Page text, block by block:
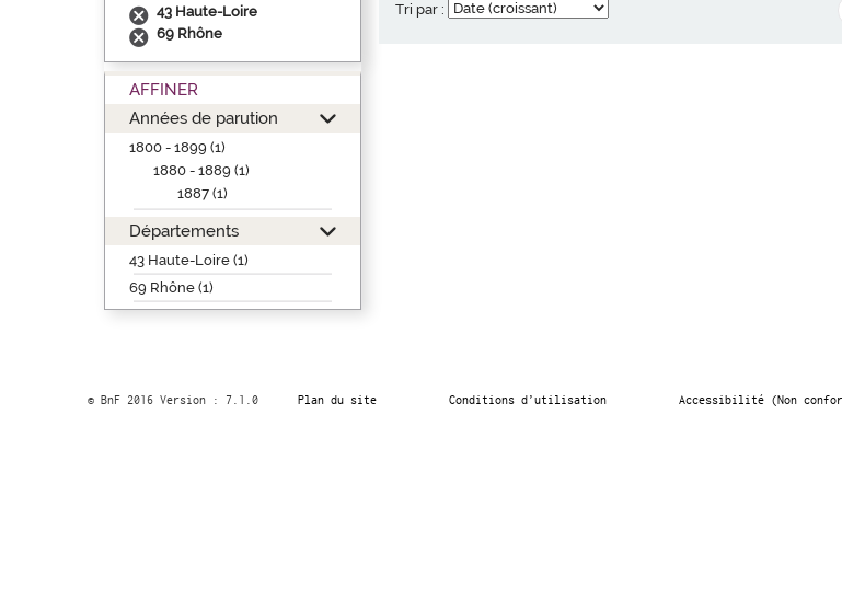
43 Haute-Loire
69 Rhône
AFFINER
Années de parution
1800 - 1899 (1)
1880 - 1889 (1)
1887 (1)
Départements
43 Haute-Loire (1)
69 Rhône (1)
Tri par :
© BnF 2016 Version : 7.1.0 Plan du site Conditions d’utilisation Accessibilité (Non